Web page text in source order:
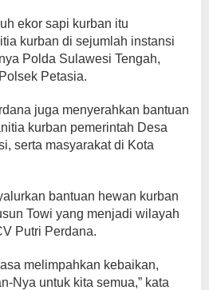
ekor sapi kurban itu
kurban di sejumlah instansi
Polda Sulawesi Tengah,
Petasia.
juga menyerahkan bantuan
kurban pemerintah Desa
serta masyarakat di Kota
bantuan hewan kurban
Towi yang menjadi wilayah
Putri Perdana.
melimpahkan kebaikan,
Nya untuk kita semua,” kata